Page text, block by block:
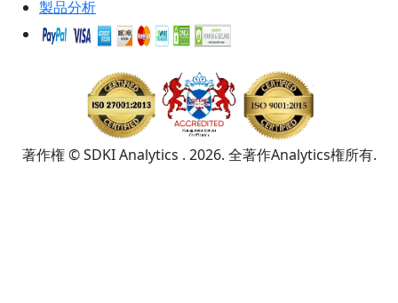
製品分析
著作権 © SDKI Analytics . 2026. 全著作Analytics権所有.